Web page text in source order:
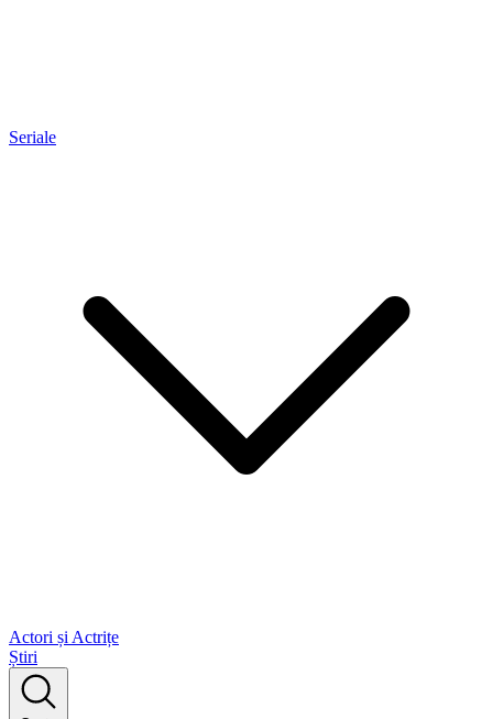
Seriale
Actori și Actrițe
Știri